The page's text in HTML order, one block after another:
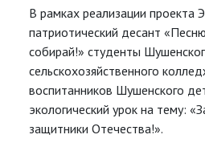
В рамках реализации проекта
патриотический десант
собирай!» студенты
сельскохозяйственного
воспитанников Шушенского
экологический урок на тему:
защитники Отечества!».